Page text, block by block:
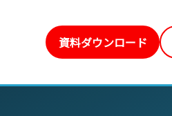
資料ダウンロード